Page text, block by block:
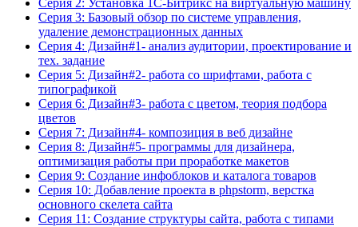
Серия 2: Установка 1С-Битрикс на виртуальную машину
Серия 3: Базовый обзор по системе управления,
удаление демонстрационных данных
Серия 4: Дизайн#1- анализ аудитории, проектирование и
тех. задание
Серия 5: Дизайн#2- работа со шрифтами, работа с
типографикой
Серия 6: Дизайн#3- работа с цветом, теория подбора
цветов
Серия 7: Дизайн#4- композиция в веб дизайне
Серия 8: Дизайн#5- программы для дизайнера,
оптимизация работы при проработке макетов
Серия 9: Создание инфоблоков и каталога товаров
Серия 10: Добавление проекта в phpstorm, верстка
основного скелета сайта
Серия 11: Создание структуры сайта, работа с типами